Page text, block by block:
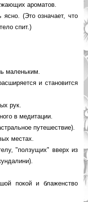
ароматов.
(Это означает, что
спит.)
маленьким.
и становится
рук.
в медитации.
путешествие).
местах.
"ползущих" вверх из
покой и блаженство